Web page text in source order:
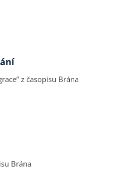
z časopisu Brána
Brána